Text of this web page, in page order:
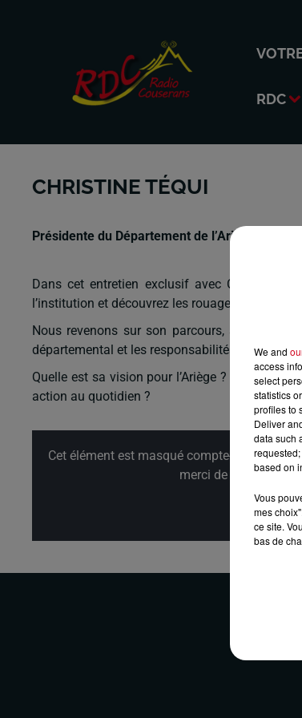
RDC
CHRISTINE TÉQUI
Présidente du Département de l’Ariège,
Dans cet entretien exclusif avec Christine
l’institution et découvrez les rouages concrets
Nous revenons sur son parcours, son
départemental et les responsabilités majeures
Quelle est sa vision pour l’Ariège ? Quels
action au quotidien ?
Cet élément est masqué compte-tenu du
merci de nous
We and
access
select
statistics
profiles to
Deliver
data such
based on
Vous
mes
ce site.
bas de